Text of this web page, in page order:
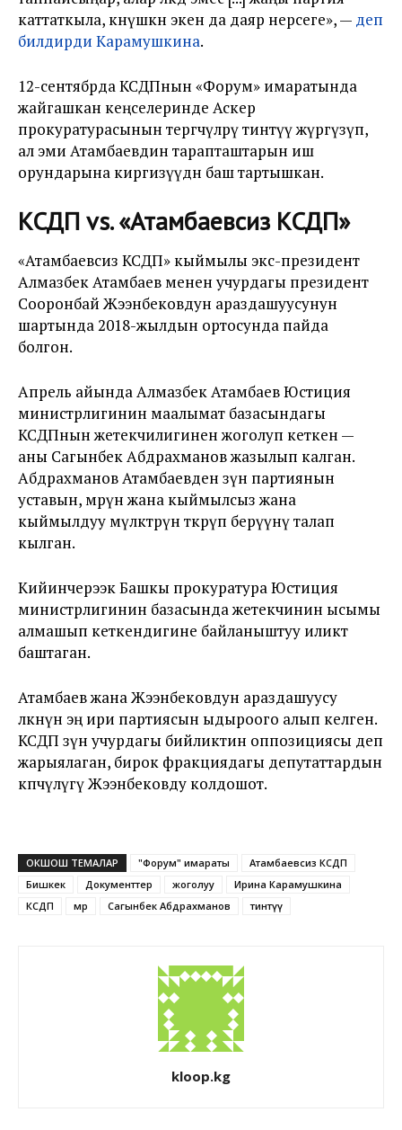
каттаткыла, көнүшкөн экен да даяр нерсеге», — деп
билдирди Карамушкина.
12-сентябрда КСДПнын «Форум» имаратында
жайгашкан кеңселеринде Аскер
прокуратурасынын тергөөчүлөрү тинтүү жүргүзүп,
ал эми Атамбаевдин тарапташтарын иш
орундарына киргизүүдөн баш тартышкан.
КСДП vs. «Атамбаевсиз КСДП»
«Атамбаевсиз КСДП» кыймылы экс-президент
Алмазбек Атамбаев менен учурдагы президент
Сооронбай Жээнбековдун араздашуусунун
шартында 2018-жылдын ортосунда пайда
болгон.
Апрель айында Алмазбек Атамбаев Юстиция
министрлигинин маалымат базасындагы
КСДПнын жетекчилигинен жоголуп кеткен —
аны Сагынбек Абдрахманов жазылып калган.
Абдрахманов Атамбаевден өзүнө партиянын
уставын, мөөрүн жана кыймылсыз жана
кыймылдуу мүлктөрүн өткөрүп берүүнү талап
кылган.
Кийинчерээк Башкы прокуратура Юстиция
министрлигинин базасында жетекчинин ысымы
алмашып кеткендигине байланыштуу иликтөө
баштаган.
Атамбаев жана Жээнбековдун араздашуусу
өлкөнүн эң ири партиясын ыдыроого алып келген.
КСДП өзүн учурдагы бийликтин оппозициясы деп
жарыялаган, бирок фракциядагы депутаттардын
көпчүлүгү Жээнбековду колдошот.
ОКШОШ ТЕМАЛАР "Форум" имараты
Атамбаевсиз КСДП
Бишкек
Документтер жоголуу
Ирина Карамушкина
КСДП
мөөр Сагынбек Абдрахманов тинтүү
kloop.kg